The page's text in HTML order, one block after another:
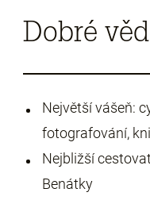
Dobré
Největší vášeň:
fotografování,
Nejbližší
Benátky